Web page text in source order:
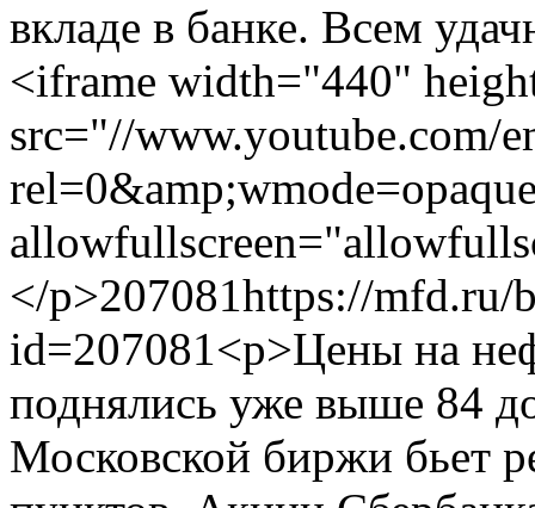
вкладе в банке. Всем
<iframe width="440"
src="//www.youtube.com/
</p>207081https://mfd.ru/
id=207081<p>Цены на
поднялись уже выше 84
Московской биржи бьет